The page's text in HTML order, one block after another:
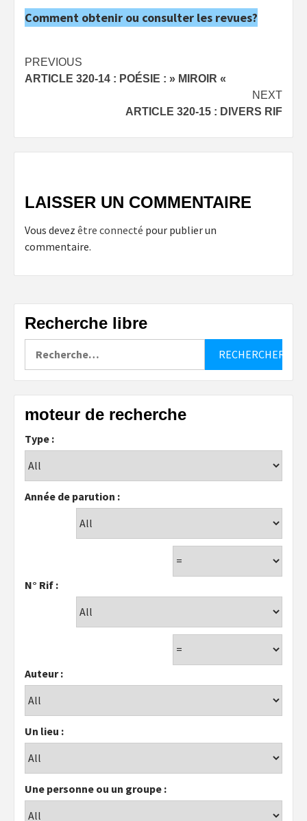
Comment obtenir ou consulter les revues?
Post
navigation
PREVIOUS
ARTICLE 320-14 : POÉSIE : » MIROIR «
NEXT
ARTICLE 320-15 : DIVERS RIF
LAISSER UN COMMENTAIRE
Vous devez être connecté pour publier un
commentaire.
Recherche libre
moteur de recherche
Type :
Année de parution :
N° Rif :
Auteur :
Un lieu :
Une personne ou un groupe :